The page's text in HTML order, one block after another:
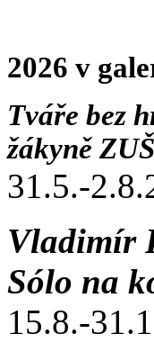
2026 v
Tváře bez
žákyně
31.5.-
Vladimír
Sólo na
15.8.-